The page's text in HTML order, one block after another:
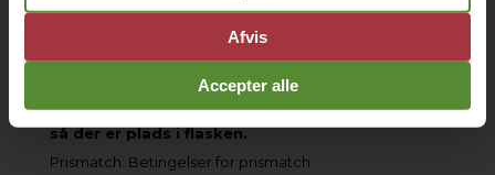
9mg = 50stk 18mg nikotinbaser af 10ml.
12mg = 67stk 18mg nikotinbaser af 10ml.
Nikotinbase finder du her :10ml. Nikotin Base
Husk at hælde samme mængde 0mg base fra
den store flaske som du tilføjer af nikotinbase,
så der er plads i flasken.
Prismatch: Betingelser for prismatch:
Afvis
Accepter alle